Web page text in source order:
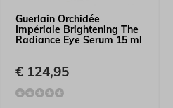
Guerlain Orchidée
Impériale Brightening The
Radiance Eye Serum 15 ml
€ 124,95